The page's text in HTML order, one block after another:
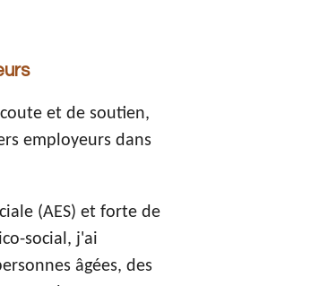
et de soutien,
employeurs dans
(AES) et forte de
social, j'ai
âgées, des